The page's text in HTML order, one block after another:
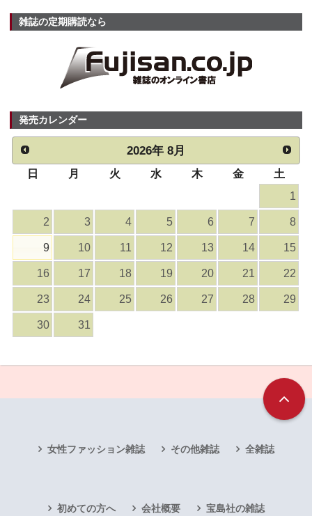
雑誌の定期購読なら
発売カレンダー
2026年 8月
日 月 火 水 木 金
土
1
2 3 4 5 6 7 8
9 10 11 12 13 14 15
16 17 18 19 20 21 22
23 24 25 26 27 28 29
30 31
女性ファッション雑誌 その他雑誌 全雑誌
初めての方へ 会社概要 宝島社の雑誌